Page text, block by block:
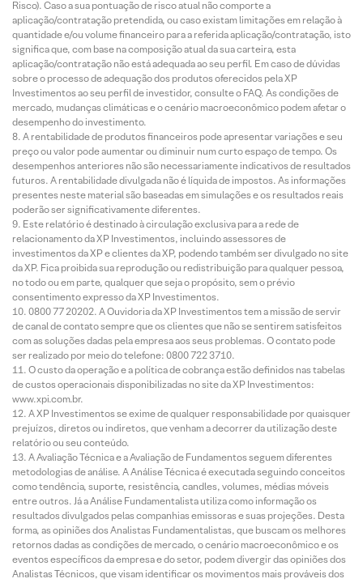
Risco). Caso a sua pontuação de risco atual não comporte a
aplicação/contratação pretendida, ou caso existam limitações em relação à
quantidade e/ou volume financeiro para a referida aplicação/contratação, isto
significa que, com base na composição atual da sua carteira, esta
aplicação/contratação não está adequada ao seu perfil. Em caso de dúvidas
sobre o processo de adequação dos produtos oferecidos pela XP
Investimentos ao seu perfil de investidor, consulte o FAQ. As condições de
mercado, mudanças climáticas e o cenário macroeconômico podem afetar o
desempenho do investimento.
A rentabilidade de produtos financeiros pode apresentar variações e seu
preço ou valor pode aumentar ou diminuir num curto espaço de tempo. Os
desempenhos anteriores não são necessariamente indicativos de resultados
futuros. A rentabilidade divulgada não é líquida de impostos. As informações
presentes neste material são baseadas em simulações e os resultados reais
poderão ser significativamente diferentes.
Este relatório é destinado à circulação exclusiva para a rede de
relacionamento da XP Investimentos, incluindo assessores de
investimentos da XP e clientes da XP, podendo também ser divulgado no site
da XP. Fica proibida sua reprodução ou redistribuição para qualquer pessoa,
no todo ou em parte, qualquer que seja o propósito, sem o prévio
consentimento expresso da XP Investimentos.
0800 77 20202. A Ouvidoria da XP Investimentos tem a missão de servir
de canal de contato sempre que os clientes que não se sentirem satisfeitos
com as soluções dadas pela empresa aos seus problemas. O contato pode
ser realizado por meio do telefone: 0800 722 3710.
O custo da operação e a política de cobrança estão definidos nas tabelas
de custos operacionais disponibilizadas no site da XP Investimentos:
www.xpi.com.br.
A XP Investimentos se exime de qualquer responsabilidade por quaisquer
prejuízos, diretos ou indiretos, que venham a decorrer da utilização deste
relatório ou seu conteúdo.
A Avaliação Técnica e a Avaliação de Fundamentos seguem diferentes
metodologias de análise. A Análise Técnica é executada seguindo conceitos
como tendência, suporte, resistência, candles, volumes, médias móveis
entre outros. Já a Análise Fundamentalista utiliza como informação os
resultados divulgados pelas companhias emissoras e suas projeções. Desta
forma, as opiniões dos Analistas Fundamentalistas, que buscam os melhores
retornos dadas as condições de mercado, o cenário macroeconômico e os
eventos específicos da empresa e do setor, podem divergir das opiniões dos
Analistas Técnicos, que visam identificar os movimentos mais prováveis dos